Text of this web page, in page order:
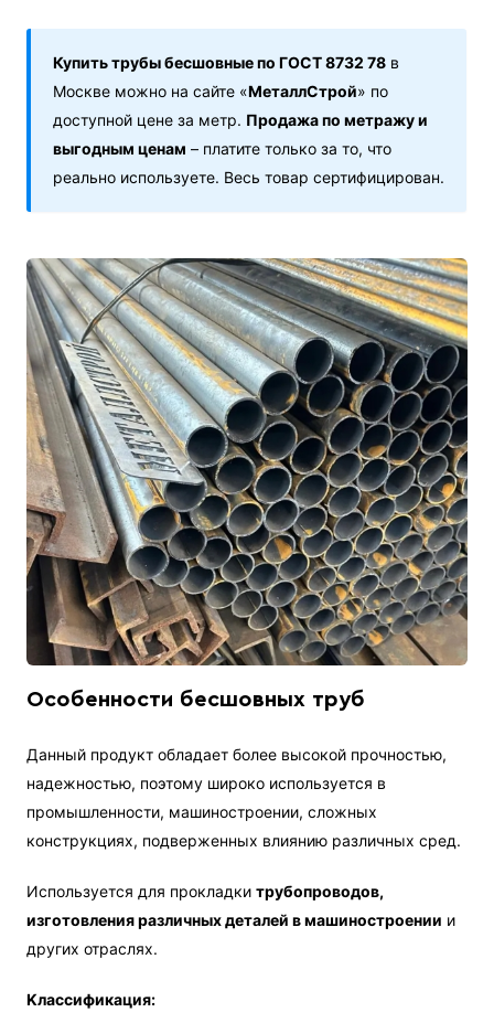
Купить трубы бесшовные по ГОСТ 8732 78 в
Москве можно на сайте «МеталлСтрой» по
доступной цене за метр. Продажа по метражу и
выгодным ценам – платите только за то, что
реально используете. Весь товар сертифицирован.
Особенности бесшовных труб
Данный продукт обладает более высокой прочностью,
надежностью, поэтому широко используется в
промышленности, машиностроении, сложных
конструкциях, подверженных влиянию различных сред.
Используется для прокладкитрубопроводов,
изготовления различных деталей в машиностроении и
других отраслях.
Kлассификация: